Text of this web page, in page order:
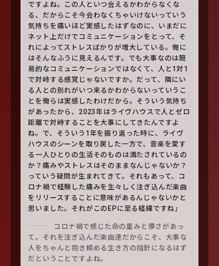
ですよね。この人といつ会えるかわからなくな
る、だからこそ今会わなくちゃいけないっていう
気持ちを痛いほど実感したはずなのに、いまだに
ネット上だけでコミュニケーションをとって、そ
れによってストレスばかりが増大している。俺に
はそんなふうに見えるんです。でも大事なのは簡
易的なコミュニケーションではなくて、人と1対1
で対峙する感覚じゃないですか。だって、隣にい
る人との別れがいつ来るかわからないっていうこ
とを俺らは実感したわけだから。そういう気持ち
があったから、2023年はライヴハウスで人とゼロ
距離で対峙することを大事にしてきたんですよ
ね。で、そういう1年を振り返った時に、ライヴ
ハウスのシーンを取り戻した一方で、音楽を愛す
る一人ひとりの生活そのものは満たされているの
か？痛みやストレスはそのままなんじゃないか？
っていう疑問が生まれてきて。それもあって、コ
ロナ禍で経験した痛みを生々しく注ぎ込んだ楽曲
をリリースすることに意味があるんじゃないかと
思いました。それがこのEPに至る経緯ですね」
コロナ禍で感じた命の重みと儚さがあっ
て。それを注ぎ込んだ楽曲達だからこそ、大事な
人をちゃんと抱き締める生き方の指針になるはず
だということですよね。